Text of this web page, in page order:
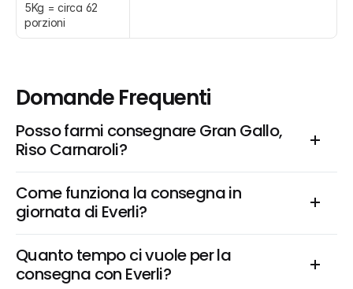
5Kg = circa 62
porzioni
Domande Frequenti
Posso farmi consegnare Gran Gallo,
Riso Carnaroli?
Come funziona la consegna in
giornata di Everli?
Quanto tempo ci vuole per la
consegna con Everli?